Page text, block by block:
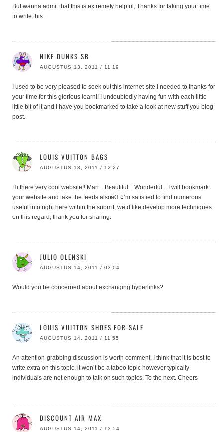
But wanna admit that this is extremely helpful, Thanks for taking your time
to write this.
NIKE DUNKS SB
AUGUSTUS 13, 2011 / 11:19
I used to be very pleased to seek out this internet-site.I needed to thanks for
your time for this glorious learn!! I undoubtedly having fun with each little
little bit of it and I have you bookmarked to take a look at new stuff you blog
post.
LOUIS VUITTON BAGS
AUGUSTUS 13, 2011 / 12:27
Hi there very cool website!! Man .. Beautiful .. Wonderful .. I will bookmark
your website and take the feeds alsoåŒ¢’m satisfied to find numerous
useful info right here within the submit, we’d like develop more techniques
on this regard, thank you for sharing.
JULIO OLENSKI
AUGUSTUS 14, 2011 / 03:04
Would you be concerned about exchanging hyperlinks?
LOUIS VUITTON SHOES FOR SALE
AUGUSTUS 14, 2011 / 11:55
An attention-grabbing discussion is worth comment. I think that it is best to
write extra on this topic, it won’t be a taboo topic however typically
individuals are not enough to talk on such topics. To the next. Cheers
DISCOUNT AIR MAX
AUGUSTUS 14, 2011 / 13:54